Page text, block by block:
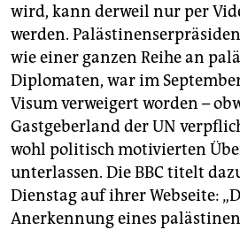
wird, kann derweil nur per
werden.
wie einer ganzen Reihe an
Diplomaten, war im
Visum verweigert worden –
Gastgeberland der UN
wohl politisch motivierten
unterlassen. Die BBC titelt
Dienstag auf ihrer Webseite:
Anerkennung eines